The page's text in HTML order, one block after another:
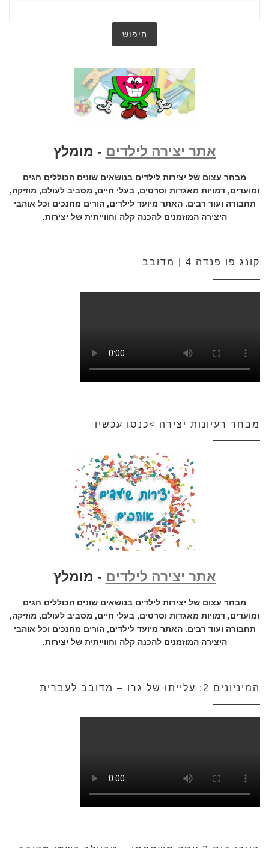
אתר יצירה לילדים - מומלץ
מבחר עצום של יצירות לילדים בנושאים שונים הכוללים חגים
ומועדים, דמויות מאגדות וסרטים, בעלי חיים, מסביב לעולם, מוזיקה,
תחבורה ועוד רבים. האתר מיועד לילדים, הורים מחנכים וכל אוהבי
היצירה המוזמנים להכנה קלה וחווייתית של יצירות.
קונג פו פנדה 4 | מדובב
מבחר רעיונות יצירה >כנסו עכשיו
אתר יצירה לילדים - מומלץ
מבחר עצום של יצירות לילדים בנושאים שונים הכוללים חגים
ומועדים, דמויות מאגדות וסרטים, בעלי חיים, מסביב לעולם, מוזיקה,
תחבורה ועוד רבים. האתר מיועד לילדים, הורים מחנכים וכל אוהבי
היצירה המוזמנים להכנה קלה וחווייתית של יצירות.
המיניונים 2: עלייתו של גרו – מדובב לעברית